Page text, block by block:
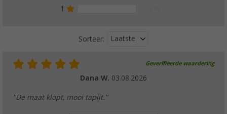
1
Sorteer: Laatste
Geverifieerde waardering
Dana W. 03.08.2026
"De maat klopt, mooi tapijt."